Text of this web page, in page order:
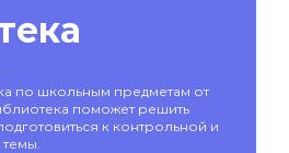
по школьным предметам от
поможет решить
к контрольной и